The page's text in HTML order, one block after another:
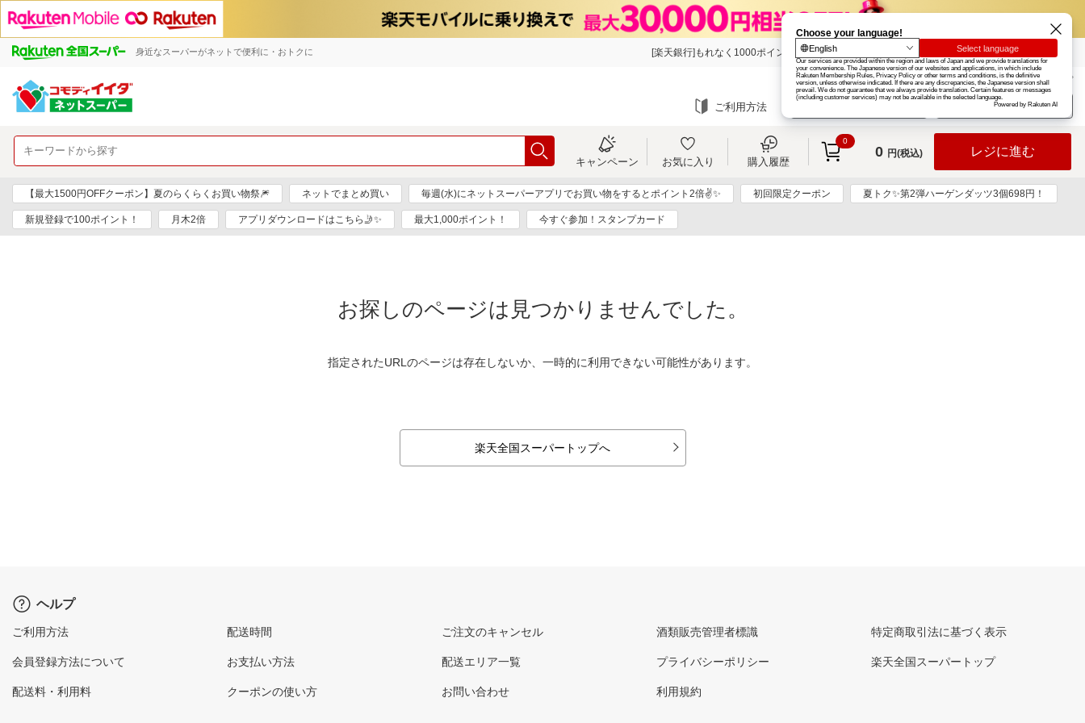
身近なスーパーがネットで便利に・おトクに [楽天銀行]もれなく1000ポイント 楽天グループ カード
お知らせ ヘルプ
ご利用方法 ログイン
キャンペーン お気に入り 購入履歴
0
0 円(税込) レジに進む
【最大1500円OFFクーポン】夏のらくらくお買い物祭🎆 ネットでまとめ買い 毎週(水)にネットスーパーアプリでお買い物をするとポイント2倍✌✨ 初回限定クーポン 夏トク✨第2弾ハーゲンダッツ3個698円！
新規登録で100ポイント！ 月木2倍 アプリダウンロードはこちら🤳✨ 最大1,000ポイント！ 今すぐ参加！スタンプカード
お探しのページは見つかりませんでした。
指定されたURLのページは存在しないか、一時的に利用できない可能性があります。
楽天全国スーパートップへ
ヘルプ
ご利用方法
会員登録方法について
配送料・利用料
配送時間
お支払い方法
クーポンの使い方
ご注文のキャンセル
配送エリア一覧
お問い合わせ
酒類販売管理者標識
プライバシーポリシー
利用規約
特定商取引法に基づく表示
楽天全国スーパートップ